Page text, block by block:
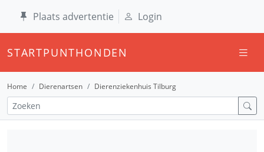
Plaats advertentie Login
STARTPUNTHONDEN
Home Dierenartsen Dierenziekenhuis Tilburg